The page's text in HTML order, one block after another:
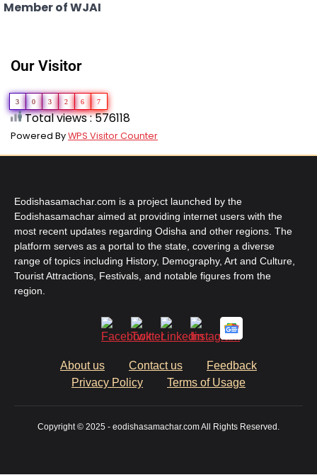
Member of WJAI
Our Visitor
3 0 3 2 6 7
Total views : 576118
Powered ByWPS Visitor Counter
Eodishasamachar.com is a project launched by the
Eodishasamachar aimed at providing internet users with the
most recent updates regarding Odisha and other regions. The
platform serves as a portal to the state, covering a diverse
range of topics including History, Demography, Art and Culture,
Tourist Attractions, Festivals, and notable figures from the
region.
About us Contact us
Feedback
Privacy Policy
Terms of Usage
Copyright © 2025 - eodishasamachar.com All Rights Reserved.